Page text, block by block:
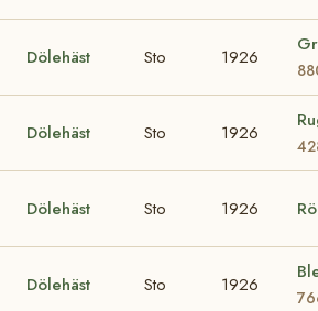
Dölehäst Sto 1926
Dölehäst Sto 1926
Dölehäst Sto 1926
Dölehäst Sto 1926